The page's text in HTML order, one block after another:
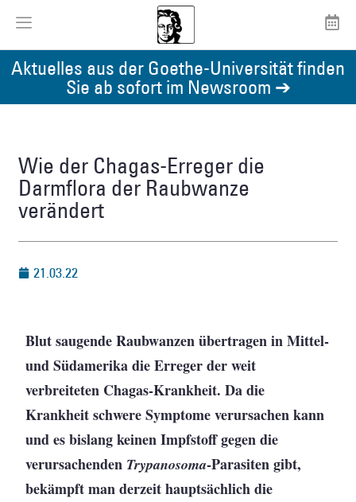
Aktuelles aus der Goethe-Universität finden
Sie ab sofort im Newsroom ➔
Wie der Chagas-Erreger die
Darmflora der Raubwanze
verändert
21.03.22
Blut saugende Raubwanzen übertragen in Mittel-
und Südamerika die Erreger der weit
verbreiteten Chagas-Krankheit. Da die
Krankheit schwere Symptome verursachen kann
und es bislang keinen Impfstoff gegen die
verursachenden Trypanosoma-Parasiten gibt,
bekämpft man derzeit hauptsächlich die